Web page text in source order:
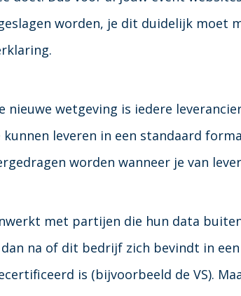
worden, je dit duidelijk moet
nieuwe wetgeving is iedere
leveren in een standaard
worden wanneer je van
met partijen die hun data
na of dit bedrijf zich bevindt in
is (bijvoorbeeld de VS).